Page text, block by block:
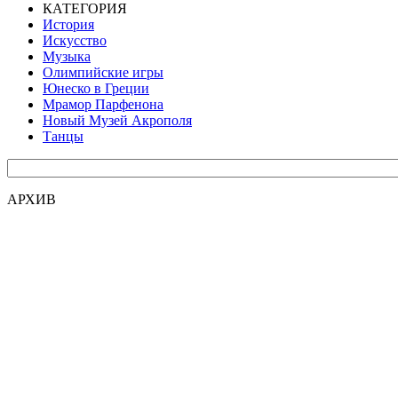
КАТЕГОРИЯ
История
Искусство
Музыка
Олимпийские игры
Юнеско в Греции
Мрамор Парфенона
Новый Музей Акрополя
Танцы
АРХИВ